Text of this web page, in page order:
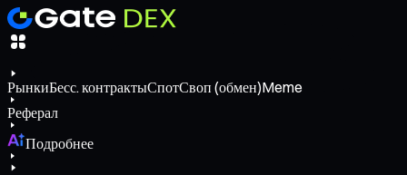
РынкиБесс. контрактыСпотСвоп (обмен)Meme
Реферал
Подробнее